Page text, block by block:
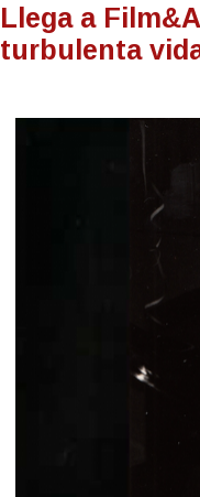
Llega a
turbulenta